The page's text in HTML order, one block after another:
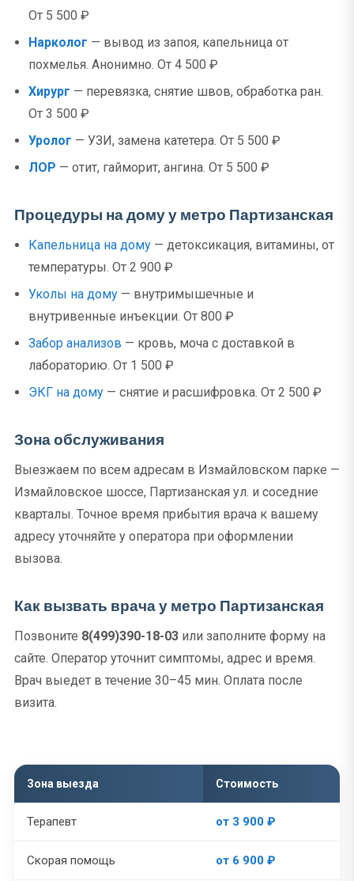
От 5 500 ₽
Нарколог — вывод из запоя, капельница от
похмелья. Анонимно. От 4 500 ₽
Хирург — перевязка, снятие швов, обработка ран.
От 3 500 ₽
Уролог — УЗИ, замена катетера. От 5 500 ₽
ЛОР — отит, гайморит, ангина. От 5 500 ₽
Процедуры на дому у метро Партизанская
Капельница на дому — детоксикация, витамины, от
температуры. От 2 900 ₽
Уколы на дому — внутримышечные и
внутривенные инъекции. От 800 ₽
Забор анализов — кровь, моча с доставкой в
лабораторию. От 1 500 ₽
ЭКГ на дому — снятие и расшифровка. От 2 500 ₽
Зона обслуживания
Выезжаем по всем адресам в Измайловском парке —
Измайловское шоссе, Партизанская ул. и соседние
кварталы. Точное время прибытия врача к вашему
адресу уточняйте у оператора при оформлении
вызова.
Как вызвать врача у метро Партизанская
Позвоните 8(499)390-18-03 или заполните форму на
сайте. Оператор уточнит симптомы, адрес и время.
Врач выедет в течение 30–45 мин. Оплата после
визита.
Зона выезда Стоимость
Терапевт от 3 900 ₽
Скорая помощь от 6 900 ₽